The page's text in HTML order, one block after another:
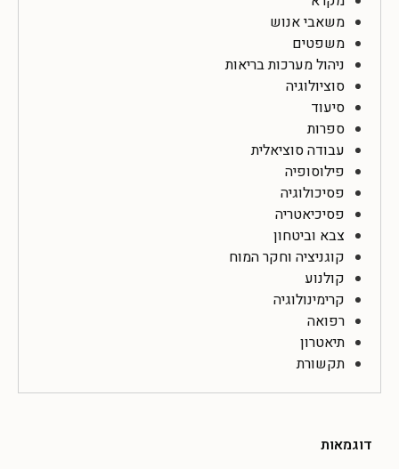
משאבי אנוש
משפטים
ניהול מערכות בריאות
סוציולוגיה
סיעוד
ספרות
עבודה סוציאלית
פילוסופיה
פסיכולוגיה
פסיכיאטריה
צבא וביטחון
קוגניציה וחקר המוח
קולנוע
קרימינולוגיה
רפואה
תיאטרון
תקשורת
דוגמאות